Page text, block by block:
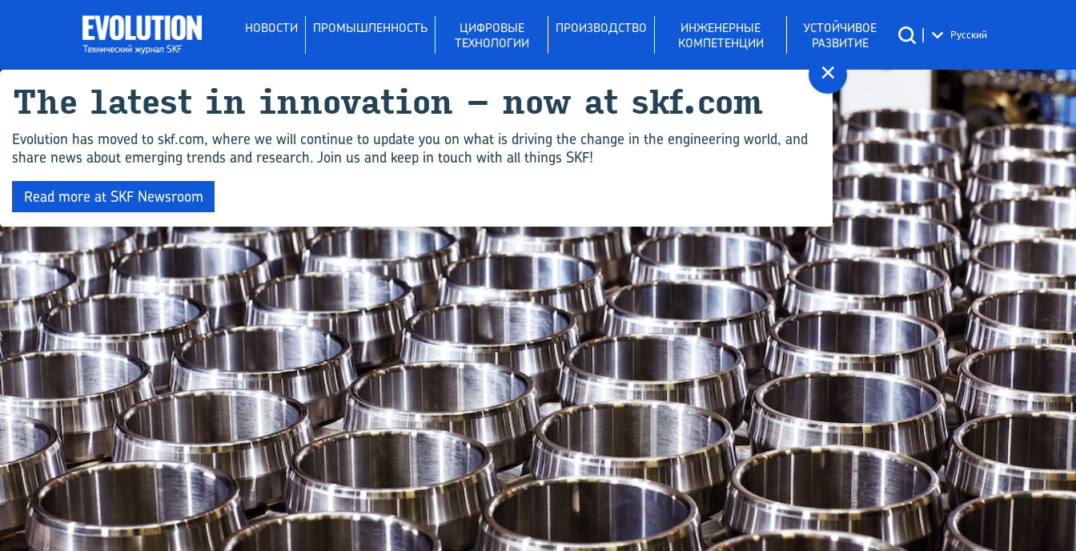
НОВОСТИ ПРОМЫШЛЕННОСТЬ
ЦИФРОВЫЕ
ТЕХНОЛОГИИ
ПРОИЗВОДСТВО
ИНЖЕНЕРНЫЕ
КОМПЕТЕНЦИИ
УСТОЙЧИВОЕ
РАЗВИТИЕ
| Русский
×
The latest in innovation – now at skf.com
Evolution has moved to skf.com, where we will continue to update you on what is driving the change in the engineering world, and
share news about emerging trends and research. Join us and keep in touch with all things SKF!
Read more at SKF Newsroom